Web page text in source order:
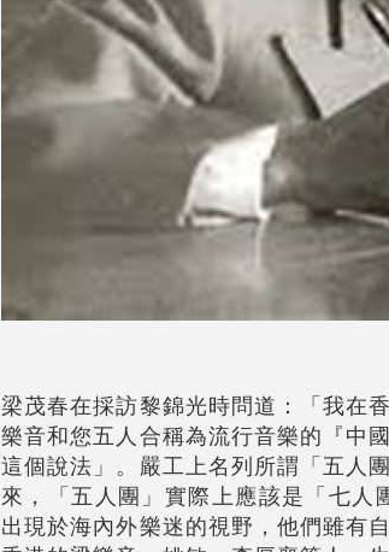
梁茂春在採訪黎錦光時問道：「我在
樂音和您五人合稱為流行音樂的『中
這個說法」。嚴工上名列所謂「五人
來，「五人團」實際上應該是「七
出現於海內外樂迷的視野，他們雖有